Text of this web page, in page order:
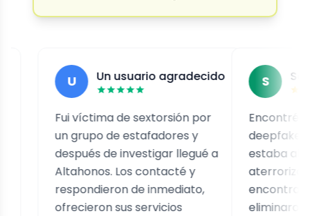
Un usuario agradecido
Fui víctima de sextorsión por
un grupo de estafadores y
después de investigar llegué a
Altahonos. Los contacté y
respondieron de inmediato,
ofrecieron sus servicios
Sarah J.
Encontré videos
deepfake míos
estaba
aterrorizada. Los
encontraron
eliminaron en